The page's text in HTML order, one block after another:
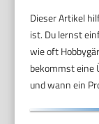
Dieser Artikel
ist. Du lernst
wie oft
bekommst eine
und wann ein